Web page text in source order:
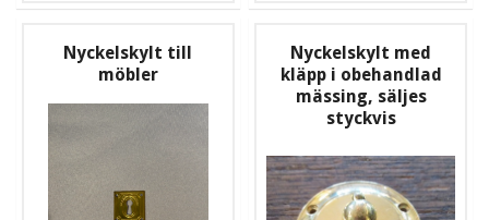
Nyckelskylt till
möbler
Nyckelskylt med
kläpp i obehandlad
mässing, säljes
styckvis